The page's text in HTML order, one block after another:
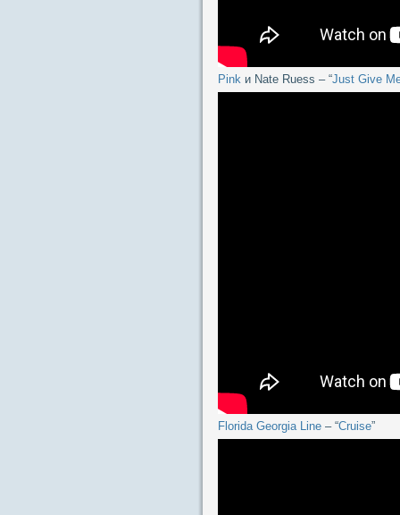
Pink и Nate Ruess – “Just Give
Florida Georgia Line – “Cruise”